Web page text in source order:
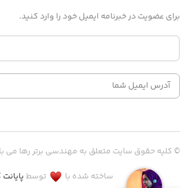
برای عضویت در خبرنامه ایمیل خود را وارد کنید.
© کلیه حقوق سایت متعلق به مهندسی برتر رها می
ساخته شده با
توسط